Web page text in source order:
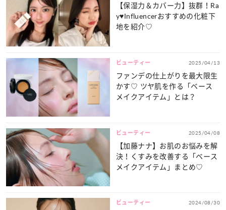
【保湿力＆カバー力】抜群！Ra
y♥Influencerおすすめの化粧下
地を紹介♡
ビューティー 2025/04/13
ファンデの仕上がりを最大限生
かす♡ ツヤ肌を作る「ベース
メイクアイテム」とは？
ビューティー 2025/04/08
【加藤ナナ】お肌のお悩みを解
決！くすみを改善する「ベース
メイクアイテム」まとめ♡
ビューティー 2024/08/30